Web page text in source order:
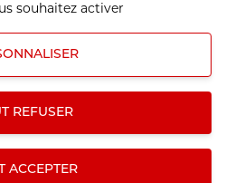
souhaitez activer
ACCEPTER
REFUSER